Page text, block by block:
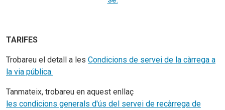
TARIFES
Trobareu el detall a les Condicions de servei de la càrrega a
la via pública.
Tanmateix, trobareu en aquest enllaç
les condicions generals d'ús del servei de recàrrega de